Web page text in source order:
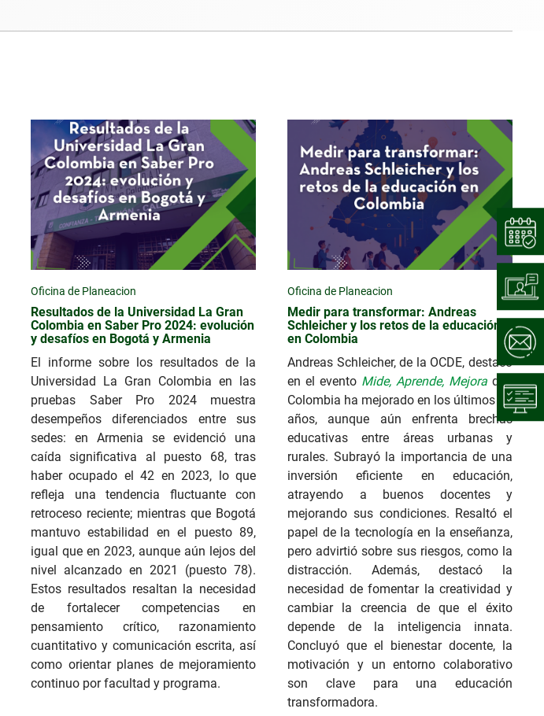
Oficina de Planeacion
Resultados de la Universidad La Gran
Colombia en Saber Pro 2024: evolución
y desafíos en Bogotá y Armenia
El informe sobre los resultados de la
Universidad La Gran Colombia en las
pruebas Saber Pro 2024 muestra
desempeños diferenciados entre sus
sedes: en Armenia se evidenció una
caída significativa al puesto 68, tras
haber ocupado el 42 en 2023, lo que
refleja una tendencia fluctuante con
retroceso reciente; mientras que Bogotá
mantuvo estabilidad en el puesto 89,
igual que en 2023, aunque aún lejos del
nivel alcanzado en 2021 (puesto 78).
Estos resultados resaltan la necesidad
de fortalecer competencias en
pensamiento crítico, razonamiento
cuantitativo y comunicación escrita, así
como orientar planes de mejoramiento
continuo por facultad y programa.
Oficina de Planeacion
Medir para transformar: Andreas
Schleicher y los retos de la educación
en Colombia
Andreas Schleicher, de la OCDE, destacó
en el evento Mide, Aprende, Mejora que
Colombia ha mejorado en los últimos 20
años, aunque aún enfrenta brechas
educativas entre áreas urbanas y
rurales. Subrayó la importancia de una
inversión eficiente en educación,
atrayendo a buenos docentes y
mejorando sus condiciones. Resaltó el
papel de la tecnología en la enseñanza,
pero advirtió sobre sus riesgos, como la
distracción. Además, destacó la
necesidad de fomentar la creatividad y
cambiar la creencia de que el éxito
depende de la inteligencia innata.
Concluyó que el bienestar docente, la
motivación y un entorno colaborativo
son clave para una educación
transformadora.